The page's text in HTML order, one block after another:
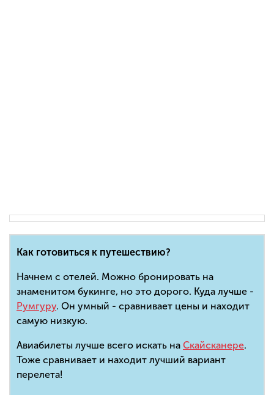
Как готовиться к путешествию?
Начнем с отелей. Можно бронировать на
знаменитом букинге, но это дорого. Куда лучше -
Румгуру. Он умный - сравнивает цены и находит
самую низкую.
Авиабилеты лучше всего искать на Скайсканере.
Тоже сравнивает и находит лучший вариант
перелета!